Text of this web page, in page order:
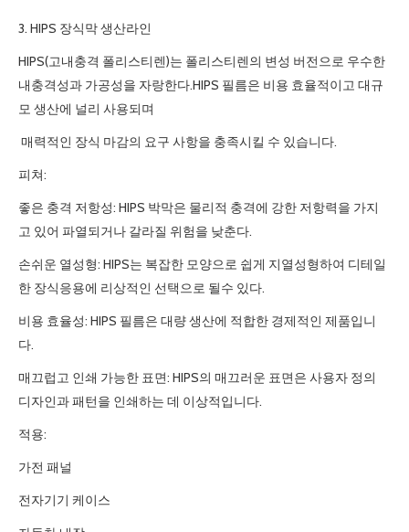
3. HIPS 장식막 생산라인
HIPS(고내충격 폴리스티렌)는 폴리스티렌의 변성 버전으로 우수한
내충격성과 가공성을 자랑한다.HIPS 필름은 비용 효율적이고 대규
모 생산에 널리 사용되며
매력적인 장식 마감의 요구 사항을 충족시킬 수 있습니다.
피쳐:
좋은 충격 저항성: HIPS 박막은 물리적 충격에 강한 저항력을 가지
고 있어 파열되거나 갈라질 위험을 낮춘다.
손쉬운 열성형: HIPS는 복잡한 모양으로 쉽게 지열성형하여 디테일
한 장식응용에 리상적인 선택으로 될수 있다.
비용 효율성: HIPS 필름은 대량 생산에 적합한 경제적인 제품입니
다.
매끄럽고 인쇄 가능한 표면: HIPS의 매끄러운 표면은 사용자 정의
디자인과 패턴을 인쇄하는 데 이상적입니다.
적용:
가전 패널
전자기기 케이스